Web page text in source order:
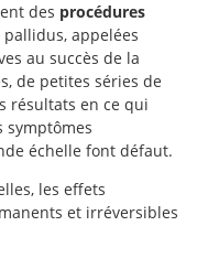
des procédures
appelées
DeLong MR,
for dystonia:
Adv Neurol
au succès de la
de petites séries de
résultats en ce qui
symptômes
échelle font défaut.
les effets
et irréversibles